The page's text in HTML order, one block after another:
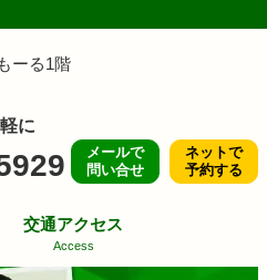
ーる1階
に
メールで
問い合せ
ネットで
予約する
交通アクセス
Access